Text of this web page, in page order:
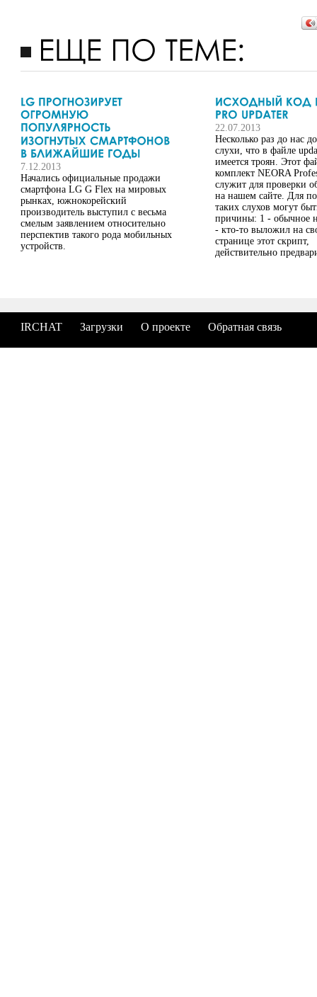
7.12.2013
Начались официальные продажи
смартфона LG G Flex на мировых
рынках, южнокорейский
производитель выступил с весьма
смелым заявлением относительно
перспектив такого рода мобильных
устройств.
22.07.2013
Несколько раз до нас
слухи, что в файле
имеется троян. Этот
комплект NEORA
служит для проверки
на нашем сайте. Для
таких слухов могут
причины: 1 - обычное
- кто-то выложил на
странице этот скрипт,
действительно
IRCHAT Загрузки О проекте Обратная связь